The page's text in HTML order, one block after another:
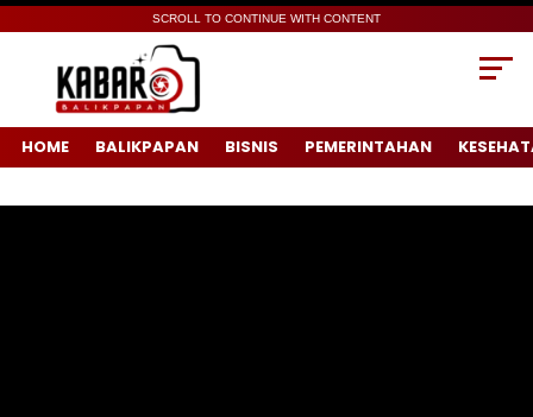
SCROLL TO CONTINUE WITH CONTENT
HOME BALIKPAPAN BISNIS PEMERINTAHAN